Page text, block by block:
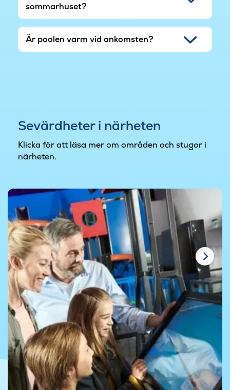
sommarhuset?
Är poolen varm vid ankomsten?
Sevärdheter i närheten
Klicka för att läsa mer om områden och stugor i
närheten.